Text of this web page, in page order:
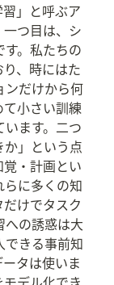
」と呼ぶア
つ目は、シ
。私たちの
、時にはた
ンだけから何
小さい訓練
ます。二つ
」という点
・計画とい
に多くの知
けでタスク
への誘惑は大
できる事前知
タは使いま